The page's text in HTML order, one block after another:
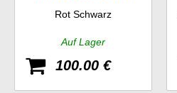
Hyp
Rot Schwarz
Auf Lager
100.00 €